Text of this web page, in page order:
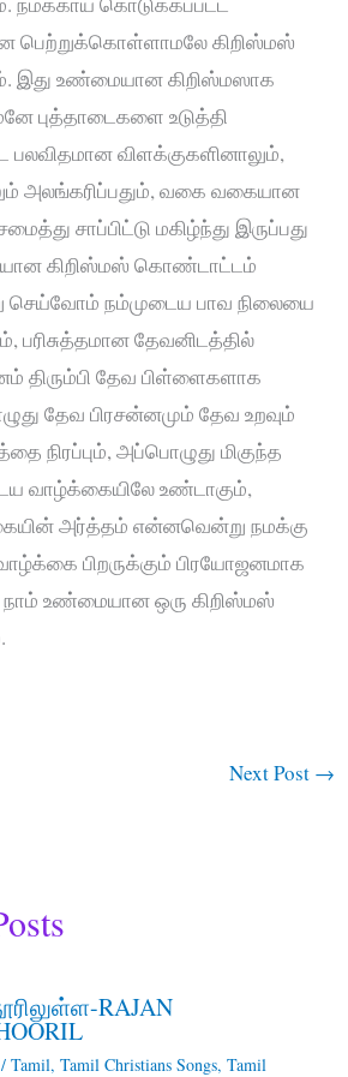
பெற்றுக்கொள்ளாமலே கிறிஸ்மஸ்
இது உண்மையான கிறிஸ்மஸாக
புத்தாடைகளை உடுத்தி
விளக்குகளினாலும்,
அலங்கரிப்பதும், வகை வகையான
சாப்பிட்டு மகிழ்ந்து இருப்பது
கிறிஸ்மஸ் கொண்டாட்டம்
செய்வோம் நம்முடைய பாவ நிலையை
தேவனிடத்தில்
திரும்பி தேவ பிள்ளைகளாக
தேவ பிரசன்னமும் தேவ உறவும்
நிரப்பும், அப்பொழுது மிகுந்த
வாழ்க்கையிலே உண்டாகும்,
அர்த்தம் என்னவென்று நமக்கு
வாழ்க்கை பிறருக்கும் பிரயோஜனமாக
நாம் உண்மையான ஒரு கிறிஸ்மஸ்
Next Post →
RAJAN
/ Tamil, Tamil Christians Songs, Tamil